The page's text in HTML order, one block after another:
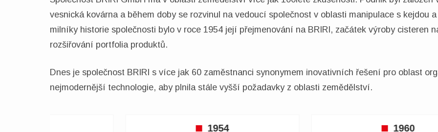
vesnická kovárna a během doby se rozvinul na vedoucí společnost v oblasti manipulace s kejdou
milníky historie společnosti bylo v roce 1954 její přejmenování na BRIRI, začátek výroby cisteren
rozšiřování portfolia produktů.
Dnes je společnost BRIRI s více jak 60 zaměstnanci synonymem inovativních řešení pro oblast
nejmodernější technologie, aby plnila stále vyšší požadavky z oblasti zemědělství.